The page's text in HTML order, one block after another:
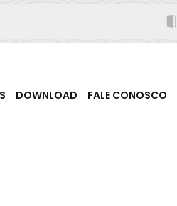
DOWNLOAD FALE CONOSCO